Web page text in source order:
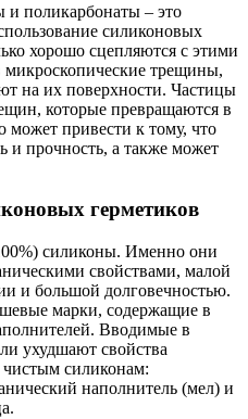
поликарбонаты – это
силиконовых
хорошо сцепляются с этими
трещины,
на их поверхности. Частицы
которые превращаются в
привести к тому, что
и прочность, а также может
герметиков
силиконы. Именно они
свойствами, малой
и большой долговечностью.
марки, содержащие в
Вводимые в
ухудшают свойства
чистым силиконам:
наполнитель (мел) и